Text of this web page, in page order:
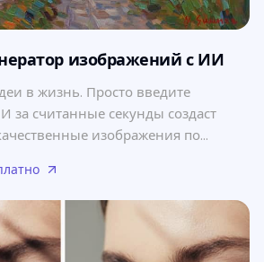
изображений с ИИ
в жизнь. Просто введите
за считанные секунды создаст
изображения по